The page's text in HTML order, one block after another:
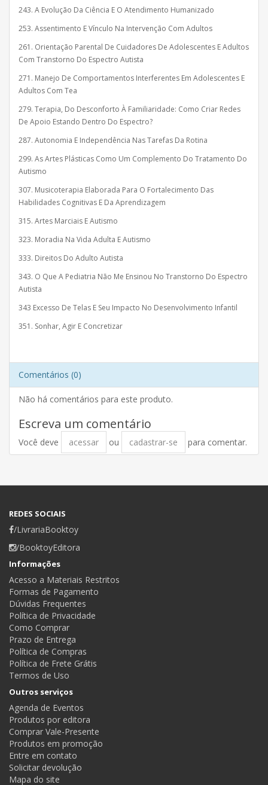
243. A Evolução Da Ciência E O Atendimento Humanizado
253. Assentimento E Vínculo Na Intervenção Com Adultos
261. Orientação Parental De Cuidadores De Adolescentes E Adultos
Com Transtorno Do Espectro Autista
271. Manejo De Comportamentos Interferentes Em Adolescentes E
Adultos Com Tea
279. Terapia, Do Desconforto À Familiaridade: Como Criar Redes
De Apoio Estando Dentro Do Espectro?
287. Autonomia E Independência Nas Tarefas Da Rotina
299. As Artes Plásticas Como Um Complemento Do Tratamento Do
Autismo
307. Musicoterapia Elaborada Para O Fortalecimento Das
Habilidades Cognitivas E Da Aprendizagem
315. Artes Marciais E Autismo
323. Moradia Na Vida Adulta E Autismo
333. Direitos Do Adulto Autista
343. O Que A Pediatria Não Me Ensinou No Transtorno Do Espectro
Autista
343 Excesso De Telas E Seu Impacto No Desenvolvimento Infantil
351. Sonhar, Agir E Concretizar
Comentários (0)
Não há comentários para este produto.
Escreva um comentário
Você deve acessar ou cadastrar-se para comentar.
REDES SOCIAIS
/LivrariaBooktoy
/BooktoyEditora
Informações
Acesso a Materiais Restritos
Formas de Pagamento
Dúvidas Frequentes
Política de Privacidade
Como Comprar
Prazo de Entrega
Política de Compras
Política de Frete Grátis
Termos de Uso
Outros serviços
Agenda de Eventos
Produtos por editora
Comprar Vale-Presente
Produtos em promoção
Entre em contato
Solicitar devolução
Mapa do site